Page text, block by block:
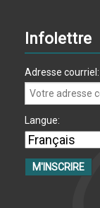
Infolettre
Adresse courriel:
Langue: